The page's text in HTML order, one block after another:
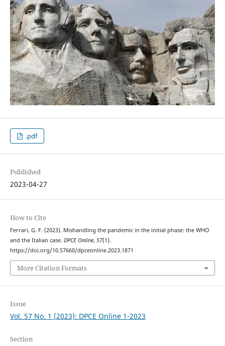
.pdf
Published
2023-04-27
How to Cite
Ferrari, G. F. (2023). Mishandling the pandemic in the initial phase: the WHO
and the Italian case. DPCE Online, 57(1).
https://doi.org/10.57660/dpceonline.2023.1871
More Citation Formats
Issue
Vol. 57 No. 1 (2023): DPCE Online 1-2023
Section